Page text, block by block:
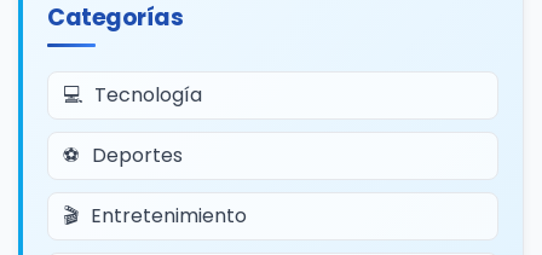
Categorías
Tecnología
Deportes
Entretenimiento